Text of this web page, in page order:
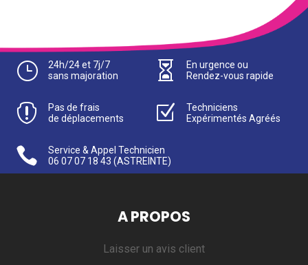
}
24h/24 et 7j/7
sans majoration

En urgence ou
Rendez-vous rapide

Pas de frais
de déplacements
Z
Techniciens
Expérimentés Agréés

Service & Appel Technicien
06 07 07 18 43 (ASTREINTE)
A PROPOS
Laisser un avis client